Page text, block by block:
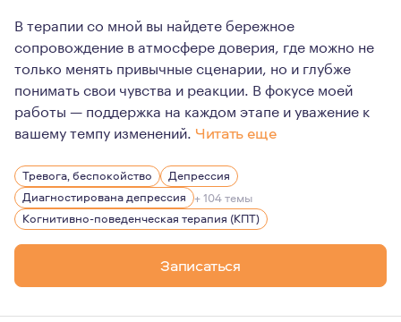
В терапии со мной вы найдете бережное
сопровождение в атмосфере доверия, где можно не
только менять привычные сценарии, но и глубже
понимать свои чувства и реакции. В фокусе моей
работы — поддержка на каждом этапе и уважение к
вашему темпу изменений. Читать еще
На наших встречах вы увидите глубину и анализ: я
Я не просто проведу вас к изменениям, я сделаю это
Тревога, беспокойство
Депрессия
Диагностирована депрессия + 104 темы
Когнитивно-поведенческая терапия (КПТ)
Записаться